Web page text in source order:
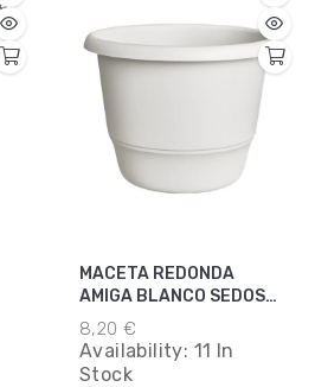
MACETA REDONDA
AMIGA BLANCO SEDOSO
30CM
8,20 €
Availability: 11 In
Stock